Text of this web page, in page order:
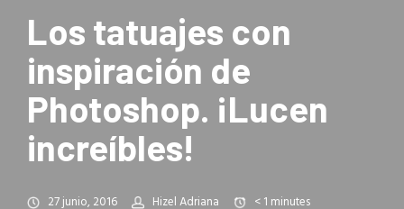
Los tatuajes con
inspiración de
Photoshop. ¡Lucen
increíbles!
27 junio, 2016 Hizel Adriana < 1 minutes